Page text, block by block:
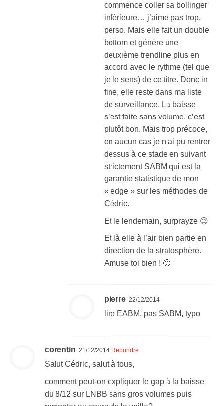
commence coller sa bollinger
inférieure… j’aime pas trop,
perso. Mais elle fait un double
bottom et génère une
deuxième trendline plus en
accord avec le rythme (tel que
je le sens) de ce titre. Donc in
fine, elle reste dans ma liste
de surveillance. La baisse
s’est faite sans volume, c’est
plutôt bon. Mais trop précoce,
en aucun cas je n’ai pu rentrer
dessus à ce stade en suivant
strictement SABM qui est la
garantie statistique de mon
« edge » sur les méthodes de
Cédric.
Et le lendemain, surprayze 😉
Et là elle à l’air bien partie en
direction de la stratosphère.
Amuse toi bien ! 🙂
pierre 22/12/2014
lire EABM, pas SABM, typo
corentin 21/12/2014 Répondre
Salut Cédric, salut à tous,
comment peut-on expliquer le gap à la baisse
du 8/12 sur LNBB sans gros volumes puis